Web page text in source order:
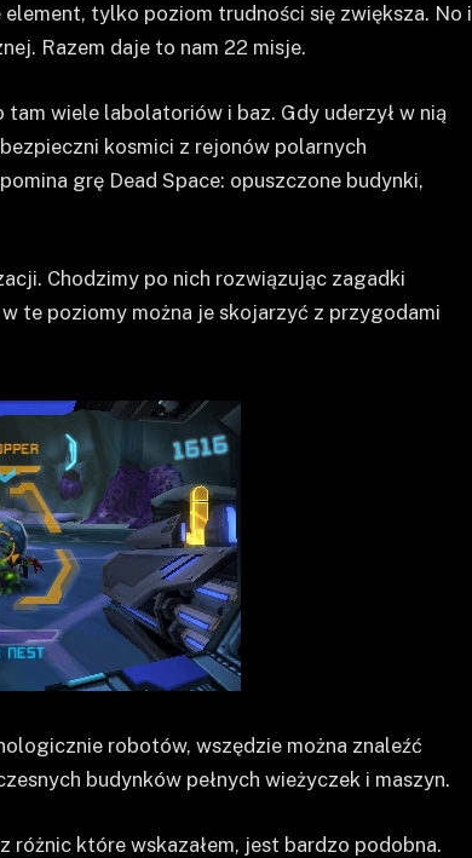
tylko poziom trudności się zwiększa. No i
Razem daje to nam 22 misje.
tam wiele labolatoriów i baz. Gdy uderzył w nią
kosmici z rejonów polarnych
grę Dead Space: opuszczone budynki,
Chodzimy po nich rozwiązując zagadki
te poziomy można je skojarzyć z przygodami
robotów, wszędzie można znaleźć
budynków pełnych wieżyczek i maszyn.
które wskazałem, jest bardzo podobna.